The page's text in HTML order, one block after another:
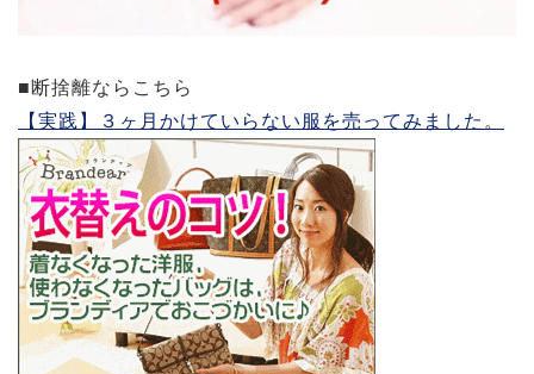
■断捨離ならこちら
【実践】３ヶ月かけていらない服を売ってみました。